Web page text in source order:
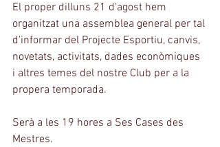
El proper dilluns 21 d'agost hem
organitzat una assemblea general per tal
d'informar del Projecte Esportiu, canvis,
novetats, activitats, dades econòmiques
i altres temes del nostre Club per a la
propera temporada.
Serà a les 19 hores a Ses Cases des
Mestres.